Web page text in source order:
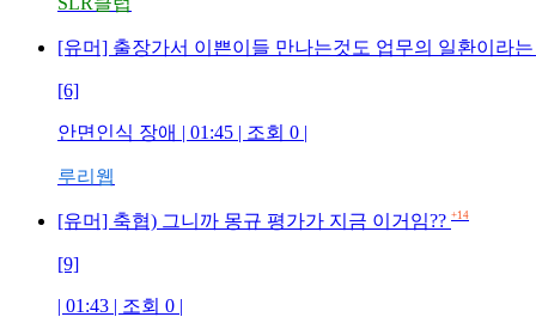
[유머] 출장가서 이쁜이들 만나는것도 업무의 일환이라는
[6]
안면인식 장애 | 01:45 | 조회 0 |
루리웹
[유머] 축협) 그니까 몽규 평가가 지금 이거임?? +14
[9]
| 01:43 | 조회 0 |